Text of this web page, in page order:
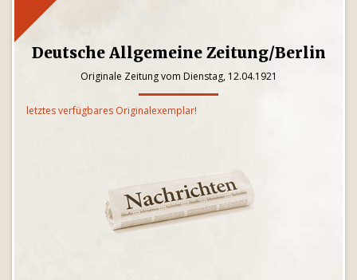
Deutsche Allgemeine Zeitung/Berlin
Originale Zeitung vom Dienstag, 12.04.1921
letztes verfügbares Originalexemplar!